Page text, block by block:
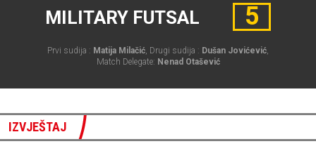
MILITARY FUTSAL
5
Prvi sudija : Matija Milačić, Drugi sudija : Dušan Jovićević,
Match Delegate: Nenad Otašević
IZVJEŠTAJ